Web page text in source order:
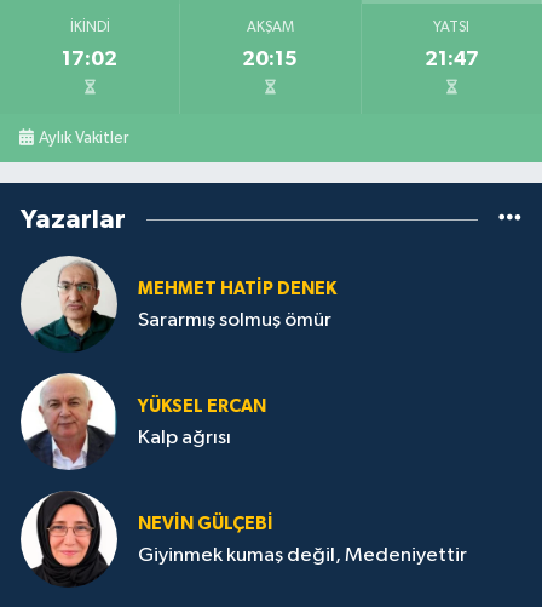
İKINDI
17:02
AKŞAM
20:15
YATSI
21:47
Aylık Vakitler
Yazarlar
MEHMET HATİP DENEK
Sararmış solmuş ömür
YÜKSEL ERCAN
Kalp ağrısı
NEVİN GÜLÇEBİ
Giyinmek kumaş değil, Medeniyettir